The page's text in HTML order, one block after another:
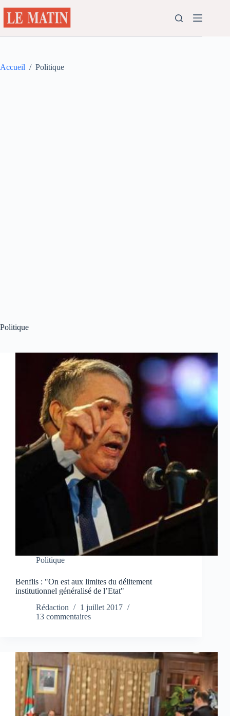
au
contenu
Accueil / Politique
Politique
Politique
Benflis : "On est aux limites du délitement
institutionnel généralisé de l’Etat"
Rédaction
1 juillet 2017
13 commentaires